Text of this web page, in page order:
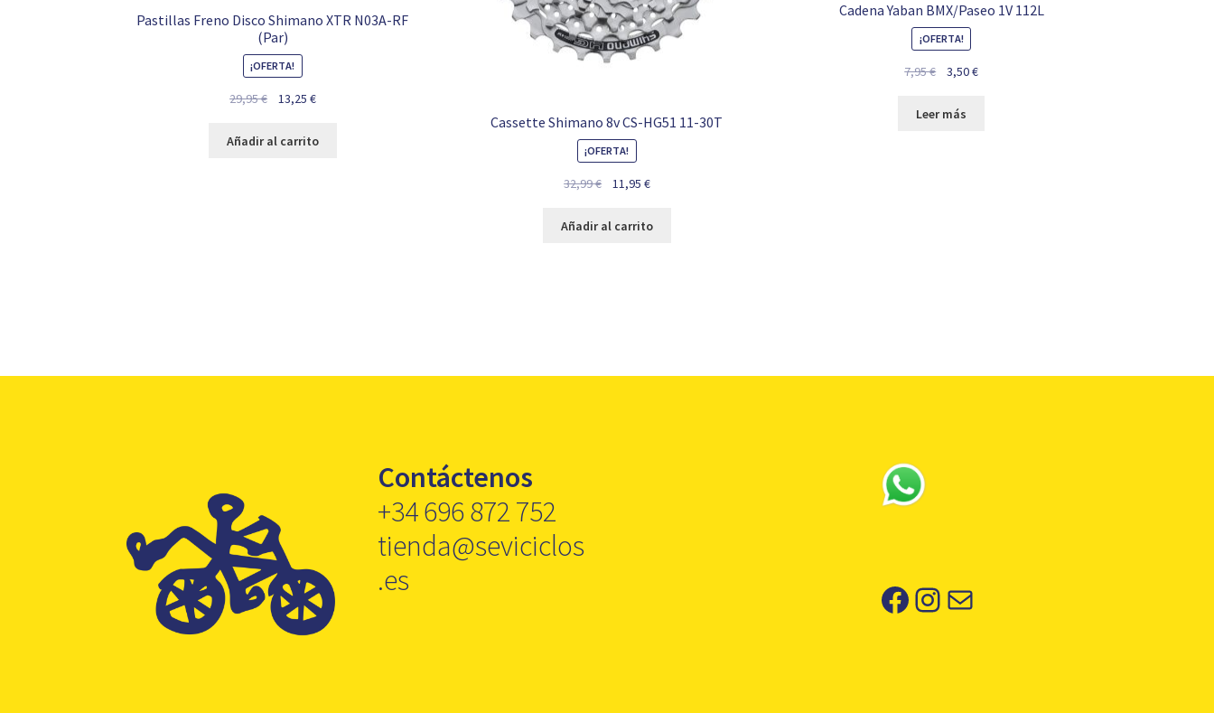
Pastillas Freno Disco Shimano XTR N03A-RF
(Par)
¡OFERTA!
29,95€
original
13,25 €El
actual
Añadir al carrito
Cassette Shimano 8v CS-HG51 11-30T
¡OFERTA!
32,99€
original
11,95 €El
actual
Añadir al carrito
Cadena Yaban BMX/Paseo 1V 112L
¡OFERTA!
7,95€
El
original
3,50€El
Leer más
Contáctenos
+34 696 872 752
tienda@seviciclos
.es
Facebook
Instagram
Correo electrónico